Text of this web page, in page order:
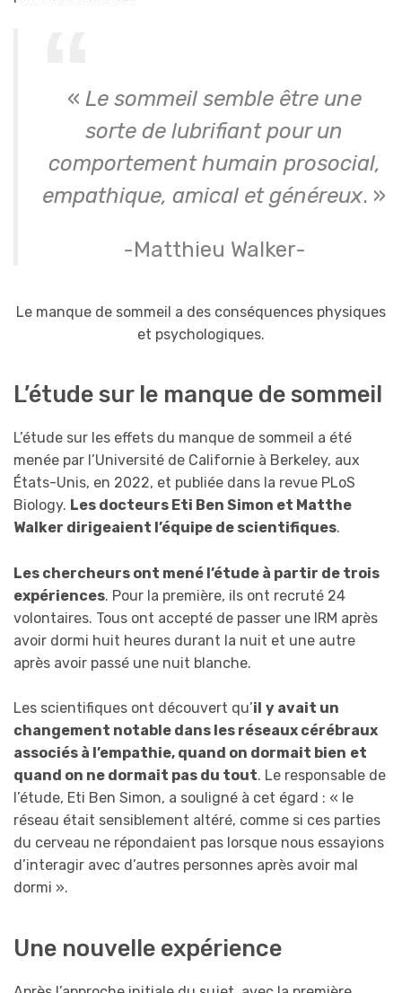
« Le sommeil semble être une
sorte de lubrifiant pour un
comportement humain prosocial,
empathique, amical et généreux. »
-Matthieu Walker-
Le manque de sommeil a des conséquences physiques
et psychologiques.
L’étude sur le manque de sommeil
L’étude sur les effets du manque de sommeil a été
menée par l’Université de Californie à Berkeley, aux
États-Unis, en 2022, et publiée dans la revue PLoS
Biology. Les docteurs Eti Ben Simon et Matthe
Walker dirigeaient l’équipe de scientifiques.
Les chercheurs ont mené l’étude à partir de trois
expériences. Pour la première, ils ont recruté 24
volontaires. Tous ont accepté de passer une IRM après
avoir dormi huit heures durant la nuit et une autre
après avoir passé une nuit blanche.
Les scientifiques ont découvert qu’il y avait un
changement notable dans les réseaux cérébraux
associés à l’empathie, quand on dormait bien et
quand on ne dormait pas du tout. Le responsable de
l’étude, Eti Ben Simon, a souligné à cet égard : « le
réseau était sensiblement altéré, comme si ces parties
du cerveau ne répondaient pas lorsque nous essayions
d’interagir avec d’autres personnes après avoir mal
dormi ».
Une nouvelle expérience